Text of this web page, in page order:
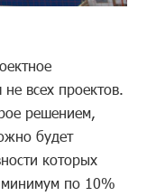
всех проектов.
решением,
будет
которых
по 10%